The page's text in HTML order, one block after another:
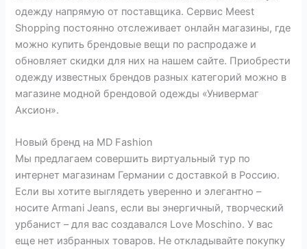
одежду напрямую от поставщика. Сервис Meest
Shopping постоянно отслеживает онлайн магазины, где
можно купить брендовые вещи по распродаже и
обновляет скидки для них на нашем сайте. Приобрести
одежду известных брендов разных категорий можно в
магазине модной брендовой одежды «Универмаг
Аксион».
Новый бренд на MD Fashion
Мы предлагаем совершить виртуальный тур по
интернет магазинам Германии с доставкой в Россию.
Если вы хотите выглядеть уверенно и элегантно –
носите Armani Jeans, если вы энергичный, творческий
урбанист – для вас создавался Love Moschino. У вас
еще нет избранных товаров. Не откладывайте покупку